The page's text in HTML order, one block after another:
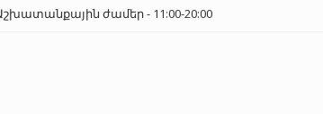
ժամեր - 11:00-20:00